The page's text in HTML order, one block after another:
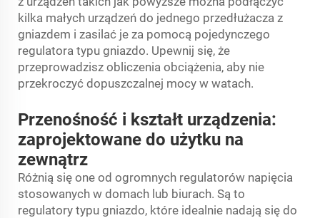
kilka małych urządzeń do jednego przedłużacza z
gniazdem i zasilać je za pomocą pojedynczego
regulatora typu gniazdo. Upewnij się, że
przeprowadzisz obliczenia obciążenia, aby nie
przekroczyć dopuszczalnej mocy w watach.
Przenośność i kształt urządzenia:
zaprojektowane do użytku na
zewnątrz
Różnią się one od ogromnych regulatorów napięcia
stosowanych w domach lub biurach. Są to
regulatory typu gniazdo, które idealnie nadają się do